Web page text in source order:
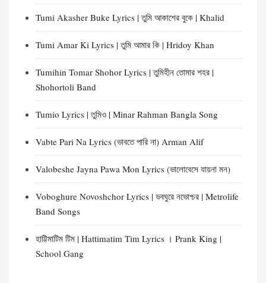
Tumi Akasher Buke Lyrics | তুমি আকাশের বুকে | Khalid
Tumi Amar Ki Lyrics | তুমি আমার কি | Hridoy Khan
Tumihin Tomar Shohor Lyrics | তুমিহীন তোমার শহর |
Shohortoli Band
Tumio Lyrics | তুমিও | Minar Rahman Bangla Song
Vabte Pari Na Lyrics (ভাবতে পারি না) Arman Alif
Valobeshe Jayna Pawa Mon Lyrics (ভালোবেসে যায়না মন)
Voboghure Novoshchor Lyrics | ভবঘুরে নভোশ্চর | Metrolife
Band Songs
হাট্টিমাটিম টিম | Hattimatim Tim Lyrics । Prank King |
School Gang